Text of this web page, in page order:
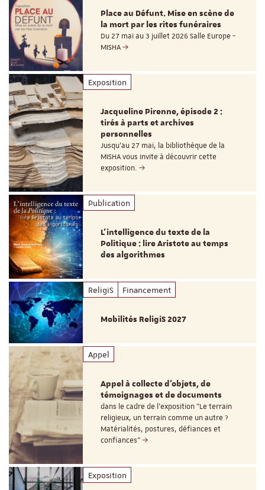
Place au Défunt. Mise en scène de
la mort par les rites funéraires
Du 27 mai au 3 juillet 2026 Salle Europe -
MISHA
Exposition
Jacqueline Pirenne, épisode 2 :
tirés à parts et archives
personnelles
Jusqu’au 27 mai, la bibliothèque de la
MISHA vous invite à découvrir cette
exposition.
Publication
L’intelligence du texte de la
Politique : lire Aristote au temps
des algorithmes
ReligiS Financement
Mobilités ReligiS 2027
Appel
Appel à collecte d'objets, de
témoignages et de documents
dans le cadre de l'exposition "Le terrain
religieux, un terrain comme un autre ?
Matérialités, postures, défiances et
confiances"
Exposition